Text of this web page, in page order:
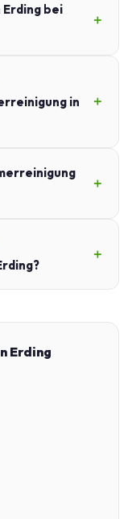
bei
in
Erding